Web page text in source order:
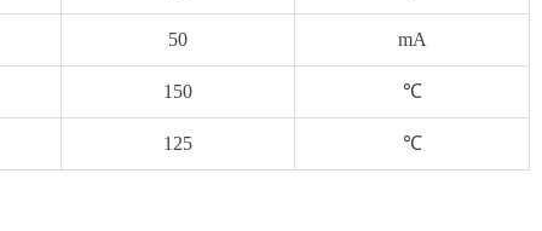
50 mA
150 ℃
125 ℃